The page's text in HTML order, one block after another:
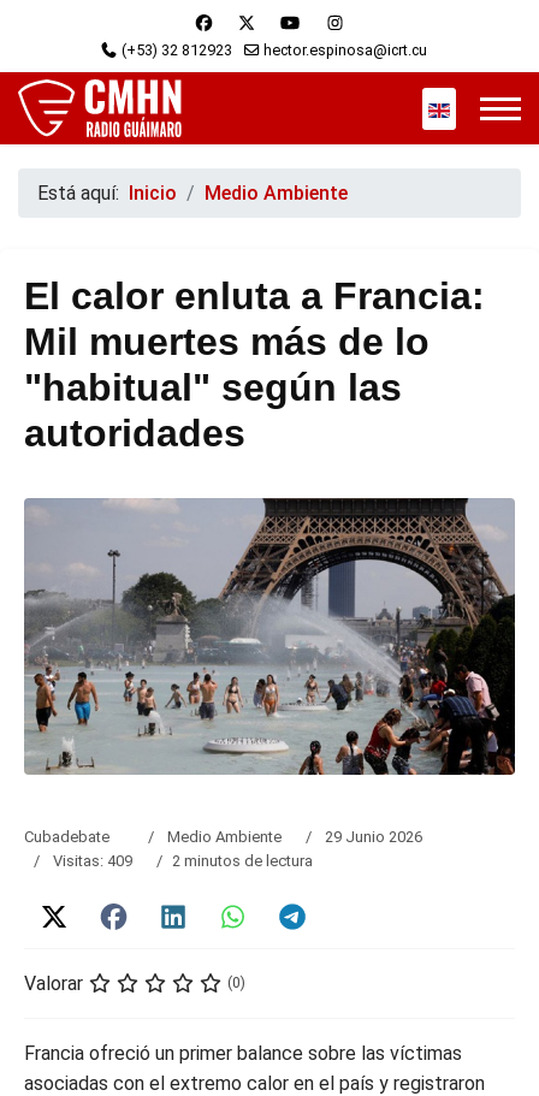
(+53) 32 812923 hector.espinosa@icrt.cu
Seleccione
Está aquí: Inicio Medio Ambiente
El calor enluta a Francia:
Mil muertes más de lo
"habitual" según las
autoridades
Cubadebate Medio Ambiente
29 Junio 2026
Visitas: 409
2 minutos de lectura
Valorar (0)
Francia ofreció un primer balance sobre las víctimas
asociadas con el extremo calor en el país y registraron